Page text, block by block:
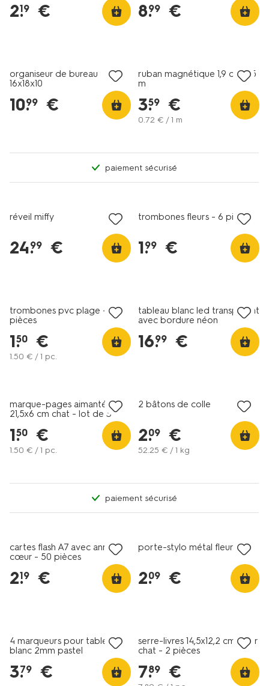
2.
19 € 8.
99 €
organiseur de bureau
16x18x10
10.
99 €
ruban magnétique 1,9 cm x 5
m
3.
59 €
0.72 € / 1 m
paiement sécurisé
réveil miffy
24.
99 €
trombones fleurs - 6 pièces
1.
99 €
trombones pvc plage - 6
pièces
1.
50 €
1.50 € / 1 pc.
tableau blanc led transparent
avec bordure néon
16.
99 €
marque-pages aimantés
21,5x6 cm chat - lot de 3
1.
50 €
1.50 € / 1 pc.
2 bâtons de colle
2.
09 €
52.25 € / 1 kg
paiement sécurisé
cartes flash A7 avec anneau
cœur - 50 pièces
2.
19 €
porte-stylo métal fleur
2.
09 €
4 marqueurs pour tableau
blanc 2mm pastel
3.
79 €
serre-livres 14,5x12,2 cm acier
chat - 2 pièces
7.
89 €